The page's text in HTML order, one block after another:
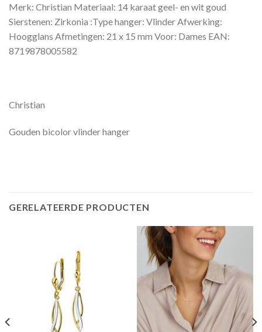
Merk: Christian Materiaal: 14 karaat geel- en wit goud
Sierstenen: Zirkonia :Type hanger: Vlinder Afwerking:
Hoogglans Afmetingen: 21 x 15 mm Voor: Dames EAN:
8719878005582
Christian
Gouden bicolor vlinder hanger
GERELATEERDE PRODUCTEN